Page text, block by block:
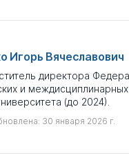
более
таблица" прямо
данные и
в разделе
об этих персонах
посмотреть
Игорь Вячеславович
директора
и
(до 2024).
30 января 2026 г.